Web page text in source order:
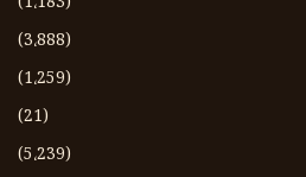
(3،888)
(1،259)
(21)
(5،239)